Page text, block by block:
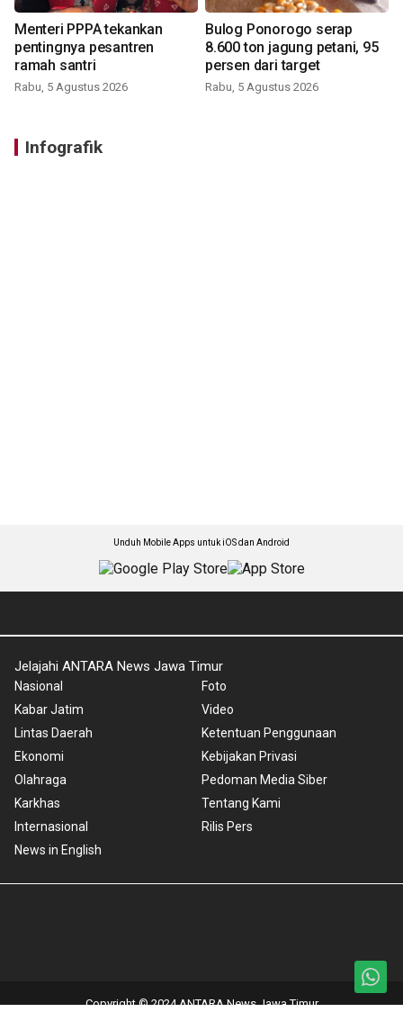
Menteri PPPA tekankan
pentingnya pesantren
ramah santri
Rabu, 5 Agustus 2026
Bulog Ponorogo serap
8.600 ton jagung petani, 95
persen dari target
Rabu, 5 Agustus 2026
Infografik
Unduh Mobile Apps untuk iOS dan Android
Jelajahi ANTARA News Jawa Timur
Nasional
Kabar Jatim
Lintas Daerah
Ekonomi
Olahraga
Karkhas
Internasional
News in English
Foto
Video
Ketentuan Penggunaan
Kebijakan Privasi
Pedoman Media Siber
Tentang Kami
Rilis Pers